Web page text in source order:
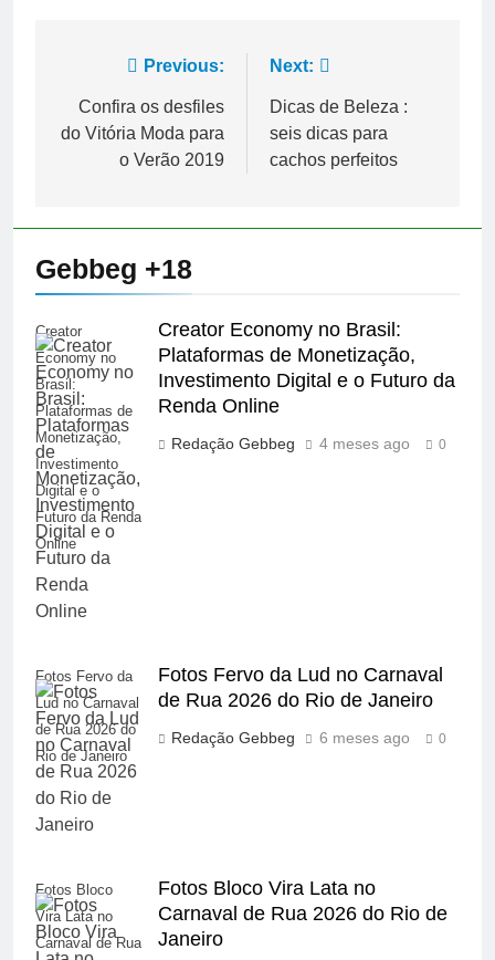
Navegação
de
Previous:
Confira os desfiles
do Vitória Moda para
o Verão 2019
Next:
Dicas de Beleza :
seis dicas para
cachos perfeitos
Gebbeg +18
Creator
Economy no
Brasil:
Plataformas de
Monetização,
Investimento
Digital e o
Futuro da Renda
Online
Creator Economy no Brasil:
Plataformas de Monetização,
Investimento Digital e o Futuro da
Renda Online
Redação Gebbeg 4 meses ago 0
Fotos Fervo da
Lud no Carnaval
de Rua 2026 do
Rio de Janeiro
Fotos Fervo da Lud no Carnaval
de Rua 2026 do Rio de Janeiro
Redação Gebbeg 6 meses ago 0
Fotos Bloco
Vira Lata no
Carnaval de Rua
Fotos Bloco Vira Lata no
Carnaval de Rua 2026 do Rio de
Janeiro